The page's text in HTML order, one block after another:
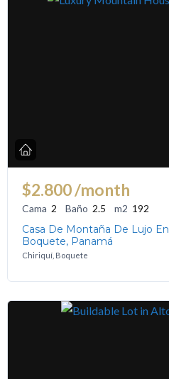
$2.800/month
Cama 2 Baño 2.5 m2 192
Casa De Montaña De Lujo En
Boquete, Panamá
Chiriquí, Boquete